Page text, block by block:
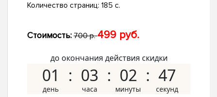
Количество страниц: 185 с.
Стоимость: 700 р.499 руб.
до окончания действия скидки
01 03 02 46